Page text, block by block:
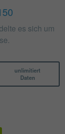
es sich um
unlimitiert
Daten